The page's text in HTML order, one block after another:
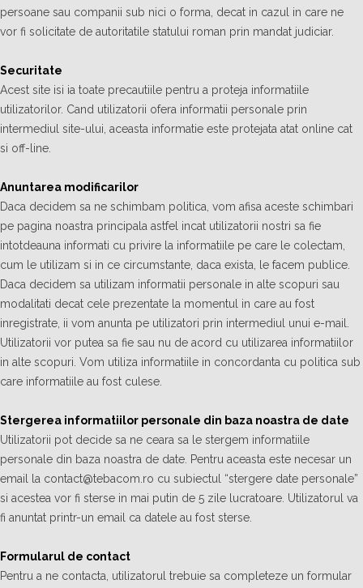
persoane sau companii sub nici o forma, decat in cazul in care ne
vor fi solicitate de autoritatile statului roman prin mandat judiciar.
Securitate
Acest site isi ia toate precautiile pentru a proteja informatiile
utilizatorilor. Cand utilizatorii ofera informatii personale prin
intermediul site-ului, aceasta informatie este protejata atat online cat
si off-line.
Anuntarea modificarilor
Daca decidem sa ne schimbam politica, vom afisa aceste schimbari
pe pagina noastra principala astfel incat utilizatorii nostri sa fie
intotdeauna informati cu privire la informatiile pe care le colectam,
cum le utilizam si in ce circumstante, daca exista, le facem publice.
Daca decidem sa utilizam informatii personale in alte scopuri sau
modalitati decat cele prezentate la momentul in care au fost
inregistrate, ii vom anunta pe utilizatori prin intermediul unui e-mail.
Utilizatorii vor putea sa fie sau nu de acord cu utilizarea informatiilor
in alte scopuri. Vom utiliza informatiile in concordanta cu politica sub
care informatiile au fost culese.
Stergerea informatiilor personale din baza noastra de date
Utilizatorii pot decide sa ne ceara sa le stergem informatiile
personale din baza noastra de date. Pentru aceasta este necesar un
email la contact@tebacom.ro cu subiectul “stergere date personale”
si acestea vor fi sterse in mai putin de 5 zile lucratoare. Utilizatorul va
fi anuntat printr-un email ca datele au fost sterse.
Formularul de contact
Pentru a ne contacta, utilizatorul trebuie sa completeze un formular